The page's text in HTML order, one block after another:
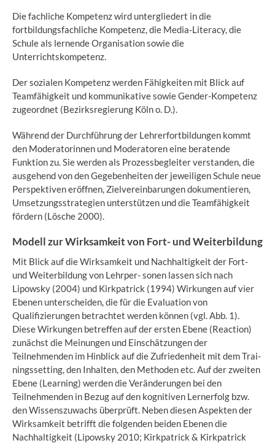
Die fachliche Kompetenz wird untergliedert in die
fortbildungsfachliche Kompetenz, die Media-Literacy, die
Schule als lernende Organisation sowie die
Unterrichtskompetenz.
Der sozialen Kompetenz werden Fähigkeiten mit Blick auf
Teamfähigkeit und kommunikative sowie Gender-Kompetenz
zugeordnet (Bezirksregierung Köln o. D.).
Während der Durchführung der Lehrerfortbildungen kommt
den Moderatorinnen und Moderatoren eine beratende
Funktion zu. Sie werden als Prozessbegleiter verstanden, die
ausgehend von den Gegebenheiten der jeweiligen Schule neue
Perspektiven eröffnen, Zielvereinbarungen dokumentieren,
Umsetzungsstrategien unterstützen und die Teamfähigkeit
fördern (Lösche 2000).
Modell zur Wirksamkeit von Fort- und Weiterbildung
Mit Blick auf die Wirksamkeit und Nachhaltigkeit der Fort-
und Weiterbildung von Lehrper- sonen lassen sich nach
Lipowsky (2004) und Kirkpatrick (1994) Wirkungen auf vier
Ebenen unterscheiden, die für die Evaluation von
Qualifizierungen betrachtet werden können (vgl. Abb. 1).
Diese Wirkungen betreffen auf der ersten Ebene (Reaction)
zunächst die Meinungen und Einschätzungen der
Teilnehmenden im Hinblick auf die Zufriedenheit mit dem Trai-
ningssetting, den Inhalten, den Methoden etc. Auf der zweiten
Ebene (Learning) werden die Veränderungen bei den
Teilnehmenden in Bezug auf den kognitiven Lernerfolg bzw.
den Wissenszuwachs überprüft. Neben diesen Aspekten der
Wirksamkeit betrifft die folgenden beiden Ebenen die
Nachhaltigkeit (Lipowsky 2010; Kirkpatrick & Kirkpatrick